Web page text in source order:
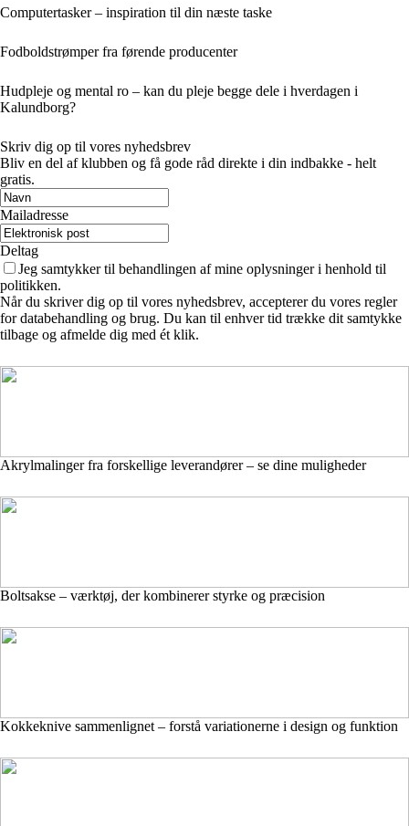
Computertasker – inspiration til din næste taske
Fodboldstrømper fra førende producenter
Hudpleje og mental ro – kan du pleje begge dele i hverdagen i
Kalundborg?
Skriv dig op til vores nyhedsbrev
Bliv en del af klubben og få gode råd direkte i din indbakke - helt
gratis.
Mailadresse
Deltag
Jeg samtykker til behandlingen af mine oplysninger i henhold til
politikken.
Når du skriver dig op til vores nyhedsbrev, accepterer du vores regler
for databehandling og brug. Du kan til enhver tid trække dit samtykke
tilbage og afmelde dig med ét klik.
Akrylmalinger fra forskellige leverandører – se dine muligheder
Boltsakse – værktøj, der kombinerer styrke og præcision
Kokkeknive sammenlignet – forstå variationerne i design og funktion